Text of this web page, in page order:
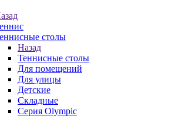
столы
Назад
Теннисные столы
Для помещений
Для улицы
Детские
Складные
Серия Olympic